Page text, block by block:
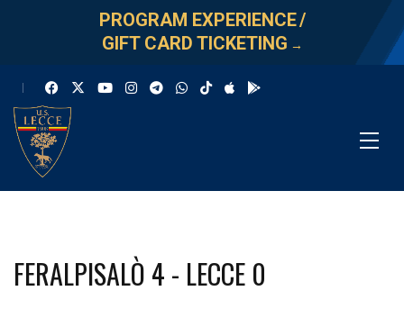
PROGRAM EXPERIENCE/
GIFT CARD TICKETING →
FERALPISALÒ 4 - LECCE 0